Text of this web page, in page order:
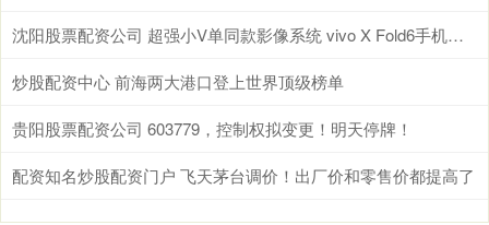
沈阳股票配资公司 超强小V单同款影像系统 vivo X Fold6手机全面评测：一款用出了电脑味儿的大折屏
炒股配资中心 前海两大港口登上世界顶级榜单
贵阳股票配资公司 603779，控制权拟变更！明天停牌！
配资知名炒股配资门户 飞天茅台调价！出厂价和零售价都提高了